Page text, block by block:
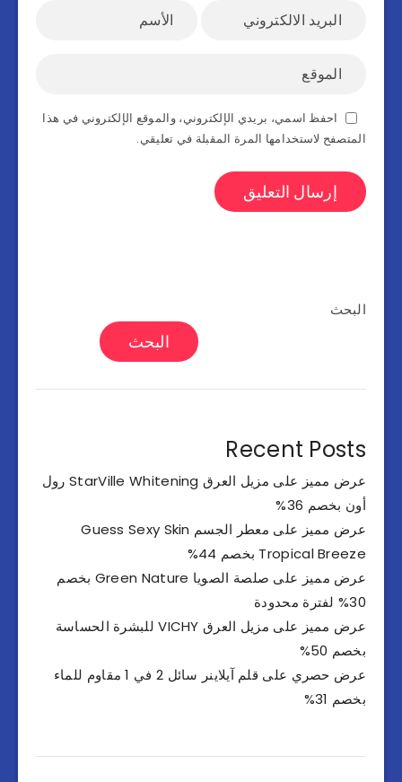
احفظ اسمي، بريدي الإلكتروني، والموقع الإلكتروني في هذا
المتصفح لاستخدامها المرة المقبلة في تعليقي.
البحث
البحث
Recent Posts
عرض مميز على مزيل العرق StarVille Whitening رول
أون بخصم 36%
عرض مميز على معطر الجسم Guess Sexy Skin
Tropical Breeze بخصم 44%
عرض مميز على صلصة الصويا Green Nature بخصم
30% لفترة محدودة
عرض مميز على مزيل العرق VICHY للبشرة الحساسة
بخصم 50%
عرض حصري على قلم آيلاينر سائل 2 في 1 مقاوم للماء
بخصم 31%